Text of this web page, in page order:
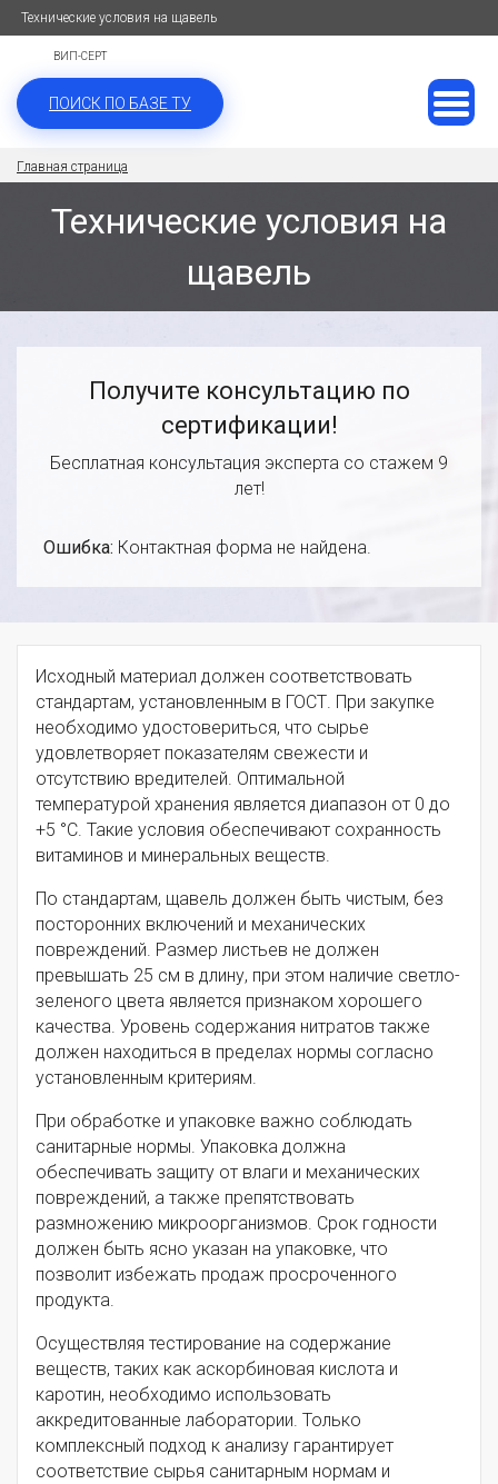
Технические условия на щавель
ВИП-СЕРТ
ПОИСК ПО БАЗЕ ТУ
Главная страница
Технические условия на
щавель
Получите консультацию по
сертификации!
Бесплатная консультация эксперта со стажем 9
лет!
Ошибка: Контактная форма не найдена.
Исходный материал должен соответствовать
стандартам, установленным в ГОСТ. При закупке
необходимо удостовериться, что сырье
удовлетворяет показателям свежести и
отсутствию вредителей. Оптимальной
температурой хранения является диапазон от 0 до
+5 °C. Такие условия обеспечивают сохранность
витаминов и минеральных веществ.
По стандартам, щавель должен быть чистым, без
посторонних включений и механических
повреждений. Размер листьев не должен
превышать 25 см в длину, при этом наличие светло-
зеленого цвета является признаком хорошего
качества. Уровень содержания нитратов также
должен находиться в пределах нормы согласно
установленным критериям.
При обработке и упаковке важно соблюдать
санитарные нормы. Упаковка должна
обеспечивать защиту от влаги и механических
повреждений, а также препятствовать
размножению микроорганизмов. Срок годности
должен быть ясно указан на упаковке, что
позволит избежать продаж просроченного
продукта.
Осуществляя тестирование на содержание
веществ, таких как аскорбиновая кислота и
каротин, необходимо использовать
аккредитованные лаборатории. Только
комплексный подход к анализу гарантирует
соответствие сырья санитарным нормам и